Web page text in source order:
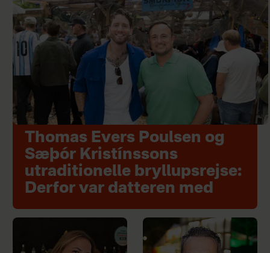
Thomas Evers Poulsen og
Sæþór Kristínssons
utraditionelle bryllupsrejse:
Derfor var datteren med